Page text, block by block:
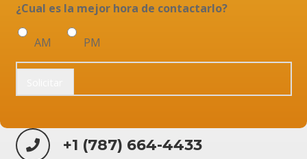
¿Cual es la mejor hora de contactarlo?
AM PM
+1 (787) 664-4433